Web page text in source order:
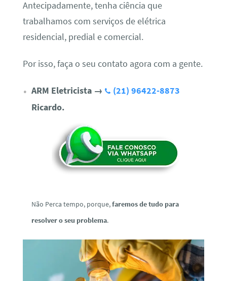
Antecipadamente, tenha ciência que
trabalhamos com serviços de elétrica
residencial, predial e comercial.
Por isso, faça o seu contato agora com a gente.
ARM Eletricista →
(21) 96422-8873
Ricardo.
Não Perca tempo, porque,faremos de tudo para
resolver o seu problema.